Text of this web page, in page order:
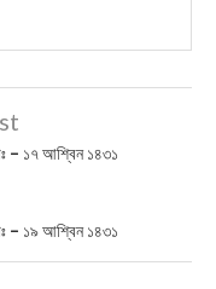
– ১৭ আশ্বিন ১৪৩১
– ১৯ আশ্বিন ১৪৩১